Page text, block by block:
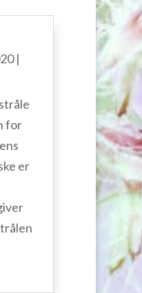
|
for
er